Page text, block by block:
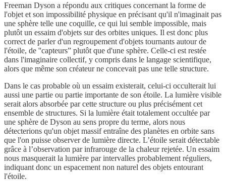
Freeman Dyson a répondu aux critiques concernant la forme de
l'objet et son impossibilité physique en précisant qu'il n'imaginait pas
une sphère telle une coquille, ce qui lui semble impossible, mais
plutôt un essaim d'objets sur des orbites uniques. Il est donc plus
correct de parler d'un regroupement d'objets tournants autour de
l'étoile, de ''capteurs” plutôt que d'une sphère. Celle-ci est restée
dans l'imaginaire collectif, y compris dans le langage scientifique,
alors que même son créateur ne concevait pas une telle structure.
Dans le cas probable où un essaim existerait, celui-ci occulterait lui
aussi une partie ou partie importante de son étoile. La lumière visible
serait alors absorbée par cette structure ou plus précisément cet
ensemble de structures. Si la lumière était totalement occultée par
une sphère de Dyson au sens propre du terme, alors nous
détecterions qu'un objet massif entraîne des planètes en orbite sans
que l'on puisse observer de lumière directe. L’étoile serait détectable
grâce à l’observation par infrarouge de la chaleur rejetée. Un essaim
nous masquerait la lumière par intervalles probablement réguliers,
indiquant donc un espacement non naturel des objets entourant
l'étoile.